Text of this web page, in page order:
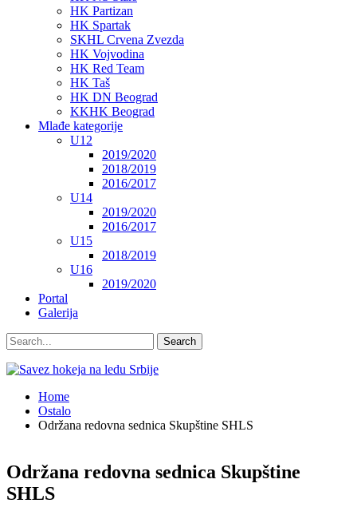
HK Partizan
HK Spartak
SKHL Crvena Zvezda
HK Vojvodina
HK Red Team
HK Taš
HK DN Beograd
KKHK Beograd
Mlađe kategorije
U12
2019/2020
2018/2019
2016/2017
U14
2019/2020
2016/2017
U15
2018/2019
U16
2019/2020
Portal
Galerija
Home
Ostalo
Održana redovna sednica Skupštine SHLS
Održana redovna sednica Skupštine
SHLS